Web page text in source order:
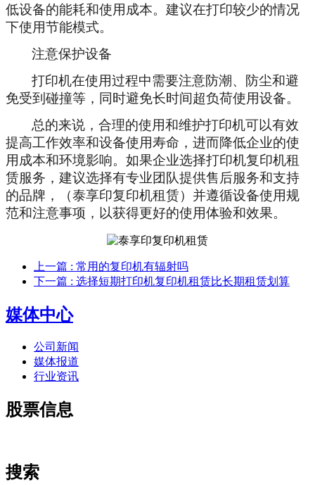
低设备的能耗和使用成本。建议在打印较少的情况
下使用节能模式。
注意保护设备
打印机在使用过程中需要注意防潮、防尘和避
免受到碰撞等，同时避免长时间超负荷使用设备。
总的来说，合理的使用和维护打印机可以有效
提高工作效率和设备使用寿命，进而降低企业的使
用成本和环境影响。如果企业选择打印机复印机租
赁服务，建议选择有专业团队提供售后服务和支持
的品牌，（泰享印复印机租赁）并遵循设备使用规
范和注意事项，以获得更好的使用体验和效果。
上一篇 : 常用的复印机有辐射吗
下一篇 : 选择短期打印机复印机租赁比长期租赁划算
媒体中心
公司新闻
媒体报道
行业资讯
股票信息
搜索